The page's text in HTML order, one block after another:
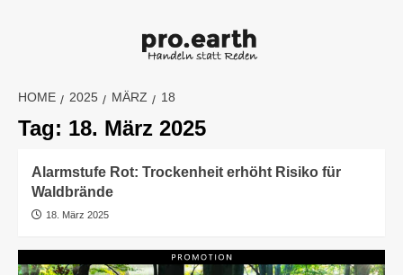
HOME 2025 MÄRZ 18
Tag: 18. März 2025
Alarmstufe Rot: Trockenheit erhöht Risiko für
Waldbrände
18. März 2025